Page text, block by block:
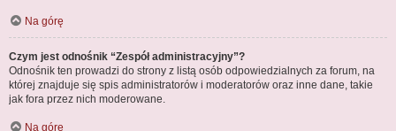
Na górę
Czym jest odnośnik “Zespół administracyjny”?
Odnośnik ten prowadzi do strony z listą osób odpowiedzialnych za forum, na
której znajduje się spis administratorów i moderatorów oraz inne dane, takie
jak fora przez nich moderowane.
Na górę